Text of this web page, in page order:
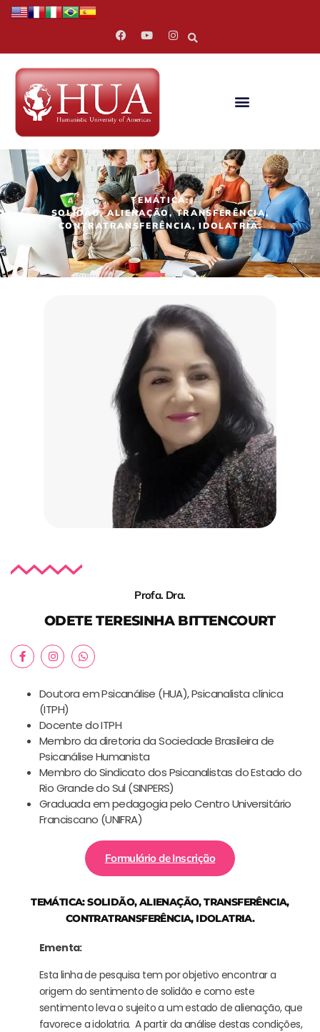
TEMÁTICA:
SOLIDÃO, ALIENAÇÃO, TRANSFERÊNCIA,
CONTRATRANSFERÊNCIA, IDOLATRIA.
Profa. Dra.
ODETE TERESINHA BITTENCOURT
Doutora em Psicanálise (HUA), Psicanalista clínica
(ITPH)
Docente do ITPH
Membro da diretoria da Sociedade Brasileira de
Psicanálise Humanista
Membro do Sindicato dos Psicanalistas do Estado do
Rio Grande do Sul (SINPERS)
Graduada em pedagogia pelo Centro Universitário
Franciscano (UNIFRA)
Formulário de Inscrição
TEMÁTICA: SOLIDÃO, ALIENAÇÃO, TRANSFERÊNCIA,
CONTRATRANSFERÊNCIA, IDOLATRIA.
Ementa:
Esta linha de pesquisa tem por objetivo encontrar a
origem do sentimento de solidão e como este
sentimento leva o sujeito a um estado de alienação, que
favorece a idolatria. A partir da análise destas condições,